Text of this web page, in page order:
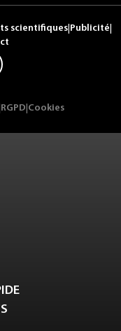
scientifiques Publicité
RGPD Cookies